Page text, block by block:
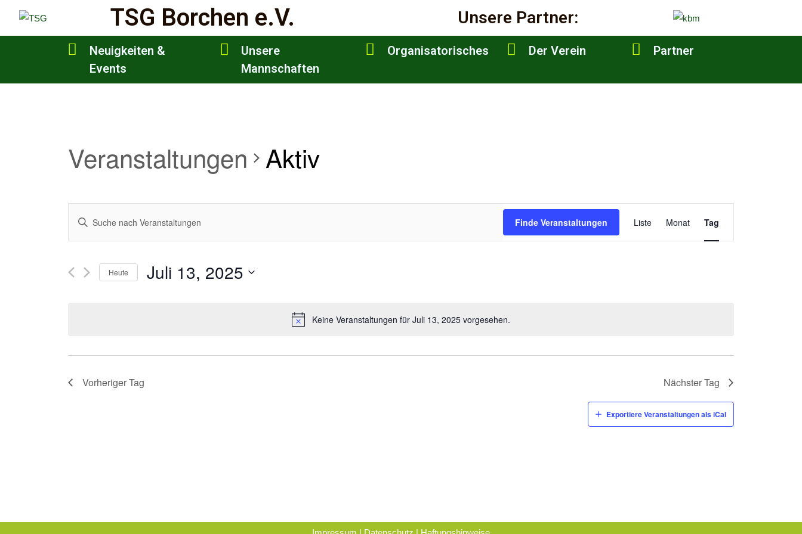
TSG Borchen e.V. Unsere Partner:
Neuigkeiten &
Events
Unsere
Mannschaften
Organisatorisches Der Verein Partner
Keine Veranstaltungen für Juli 13, 2025 vorgesehen.
Veranstaltungen Aktiv
Veranstaltungen
Suche
Ansichten,
Geben
Schlüsselwort.
Finde Veranstaltungen
Ansichten-
Liste Monat Tag
Heute Juli 13, 2025
Vorheriger Tag Nächster Tag
Exportiere Veranstaltungen als iCal